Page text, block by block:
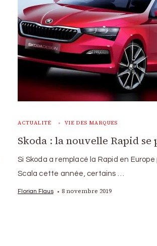
ACTUALITÉ VIE DES MARQUES
Skoda : la nouvelle Rapid se
Si Skoda a remplacé la Rapid en Europe
Scala cette année, certains …
Florian Flaus 8 novembre 2019